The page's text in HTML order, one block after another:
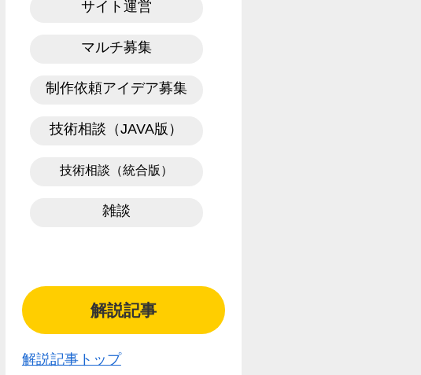
サイト運営
マルチ募集
制作依頼アイデア募集
技術相談（JAVA版）
技術相談（統合版）
雑談
解説記事
解説記事トップ